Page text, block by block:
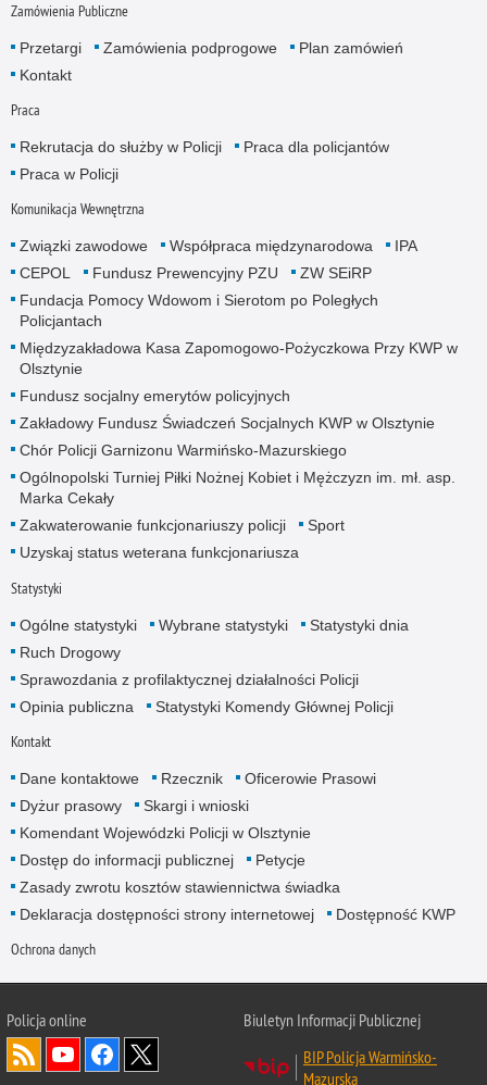
Zamówienia Publiczne
Przetargi Zamówienia podprogowe
Plan zamówień
Kontakt
Praca
Rekrutacja do służby w Policji
Praca dla policjantów
Praca w Policji
Komunikacja Wewnętrzna
Związki zawodowe Współpraca międzynarodowa
IPA
CEPOL
Fundusz Prewencyjny PZU
ZW SEiRP
Fundacja Pomocy Wdowom i Sierotom po Poległych
Policjantach
Międzyzakładowa Kasa Zapomogowo-Pożyczkowa Przy KWP w
Olsztynie
Fundusz socjalny emerytów policyjnych
Zakładowy Fundusz Świadczeń Socjalnych KWP w Olsztynie
Chór Policji Garnizonu Warmińsko-Mazurskiego
Ogólnopolski Turniej Piłki Nożnej Kobiet i Mężczyzn im. mł. asp.
Marka Cekały
Zakwaterowanie funkcjonariuszy policji
Sport
Uzyskaj status weterana funkcjonariusza
Statystyki
Ogólne statystyki Wybrane statystyki
Statystyki dnia
Ruch Drogowy
Sprawozdania z profilaktycznej działalności Policji
Opinia publiczna
Statystyki Komendy Głównej Policji
Kontakt
Dane kontaktowe Rzecznik
Oficerowie Prasowi
Dyżur prasowy
Skargi i wnioski
Komendant Wojewódzki Policji w Olsztynie
Dostęp do informacji publicznej
Petycje
Zasady zwrotu kosztów stawiennictwa świadka
Deklaracja dostępności strony internetowej
Dostępność KWP
Ochrona danych
Policja online
Biuletyn Informacji Publicznej
BIP Policja Warmińsko-
Mazurska